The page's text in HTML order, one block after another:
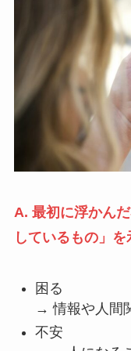
A. 最初に浮かん
しているもの」を
困る
→ 情報や人間
不安